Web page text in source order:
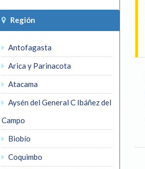
Región
Antofagasta
Arica y Parinacota
Atacama
Aysén del General C Ibáñez del
Campo
Biobío
Coquimbo